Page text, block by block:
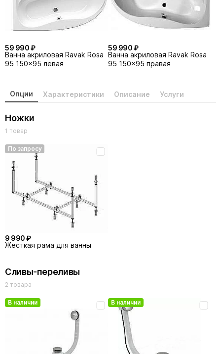
59 990 ₽
Ванна акриловая Ravak Rosa
95 150x95 левая
59 990 ₽
Ванна акриловая Ravak Rosa
95 150x95 правая
Опции Характеристики Описание Услуги
Ножки
1 товар
По запросу
9 990 ₽
Жесткая рама для ванны
Сливы-переливы
2 товара
В наличии В наличии